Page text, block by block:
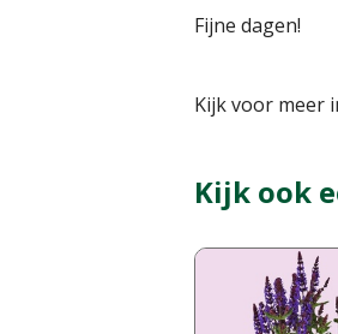
Fijne dagen!
Kijk voor meer
Kijk ook